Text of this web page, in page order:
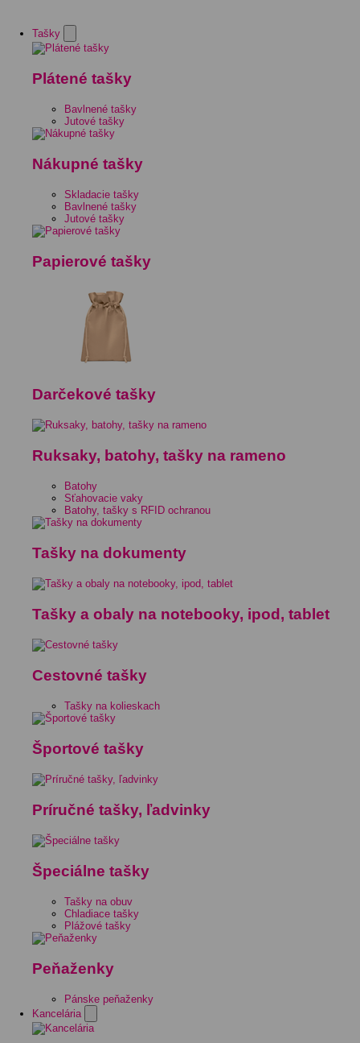
Tašky
Plátené tašky
Bavlnené tašky
Jutové tašky
Nákupné tašky
Skladacie tašky
Bavlnené tašky
Jutové tašky
Papierové tašky
Darčekové tašky
Ruksaky, batohy, tašky na rameno
Batohy
Sťahovacie vaky
Batohy, tašky s RFID ochranou
Tašky na dokumenty
Tašky a obaly na notebooky, ipod, tablet
Cestovné tašky
Tašky na kolieskach
Športové tašky
Príručné tašky, ľadvinky
Špeciálne tašky
Tašky na obuv
Chladiace tašky
Plážové tašky
Peňaženky
Pánske peňaženky
Kancelária